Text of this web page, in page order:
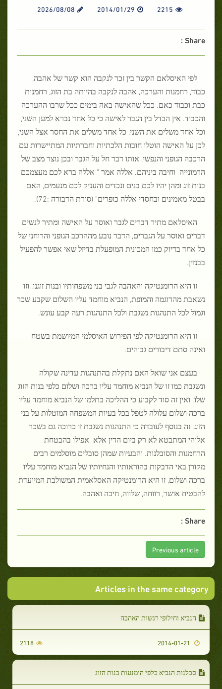
2215
2014/01/29
2026/08/08
Share :
לפי האיסלאם הקשר בין זכר לנקבה הוא קשר של אהבה,
כבוד, רחמנות והערכה, אהבה לנקבה בהיותה בת הזוג, רחמנות
כבת וכבוד כאם. ככל שהאישה באה בימים ככל שרבו ההערכה
והכבוד. אין הבדל בין הגבר לאישה כי כל אחד נברא למען השני,
וכל אחד משלים את השני, כל אחד משלים את החסר אצל השני,
לכן על האישה הוטלו חובות הלכתיות וחברתיות המתיישרות עם
הרכבה הגופני והנפשי, אותו דבר חל על הגבר ובכן נוצר מצב של
הרמונייה וחיבה ביניהם. אללה אמר " אללה ברא לכם מעצמכם
בנות זוג ומהן יהיו לכם בנים ונכדים והעניק לכם מנעמים, האם
בבטל מאמינים ובחסדי אללה כופרים" (סורת הדבורה :72).
האיסלאם מתיר דברים לגבר ואוסר על האישה ומתיר לנשים
דברים ואוסר על הגברים, הדבר נובע מההרכב הגופני והרוחני של
כל אחד בדיוק כמו המכונית המופעלת בדיזל שאי אפשר להפעיל
בבנזין.
זו היא הרומנטיקה והאהבה לגבי בני משפחותיו ובנות זוגנו, וזו
נשאבת מהדוגמה והמופת, הנביא מוחמד עליו השלום שקבע שכר
וגמול לכל התנהגות נשגבת ולכל התנהגות רעה קבע עונש.
זו היא הרומנטיקה לפי הפירוש האיסלמי המיושמת בשטח
ואינה סתם דיבורים גבוהים.
בעצם אני שואל האם נתקלת בהתנהגות עדינה שקולה
ונשגבת כמו זו של הנביא מוחמד עליו ברכה ושלום כלפי בנות הזוג
שלו. ואין זה סוד לקבוע כי ההליכה בתלמו של הנביא מוחמד עליו
ברכה ושלום עלולה לטפל בכל בעיות המשפחה המוטלות על בני
הזוג. זה בנוסף לעובדה כי התנהגות נשגבת זו כרוכה גם בשכר
אלוהי המתבטא לא רק ביום הדין אלא אפילו בהבטחת
הרחמנות והסובלנות. והבעיות שמהן סובלים מוסלמים רבים
מקורן באי הדבקות בהוראותיו והנחיותיו של הנביא מוחמד עליו
ברכה ושלום, זו היא הרומנטיקה האסלאמית המשולבת המיועדת
להבטיח אושר, רווחה, שלווה, חיבה ואהבה.
Share :
Previous article
Articles in the same category
הנביא וחילופי רגשות האהבה
2118
סבלנות הנביא כלפי הימנעות בנות הזוג